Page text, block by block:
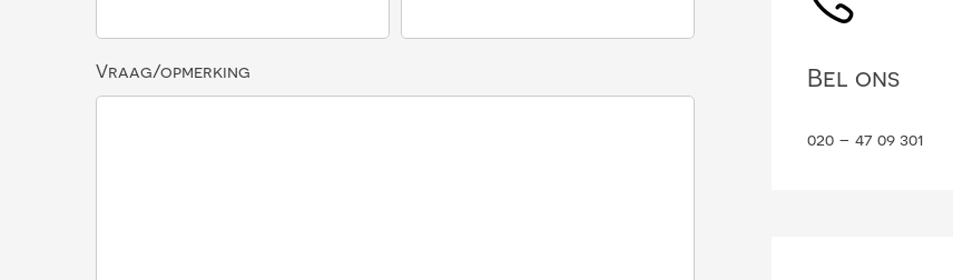
Vraag/opmerking Bel ons
020 – 47 09 301